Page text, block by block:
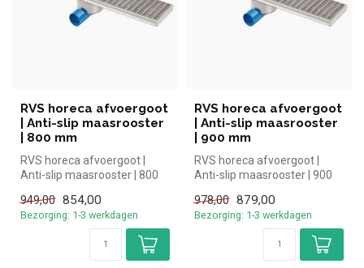
RVS horeca afvoergoot
| Anti-slip maasrooster
| 800 mm
RVS horeca afvoergoot |
Anti-slip maasrooster | 800
949,00 854,00
Bezorging: 1-3 werkdagen
RVS horeca afvoergoot
| Anti-slip maasrooster
| 900 mm
RVS horeca afvoergoot |
Anti-slip maasrooster | 900
978,00 879,00
Bezorging: 1-3 werkdagen